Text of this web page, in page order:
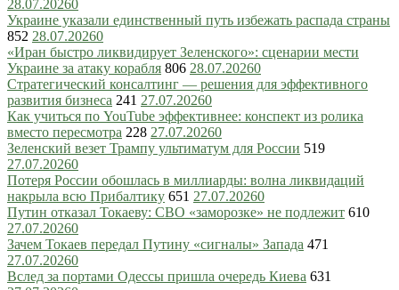
28.07.20260
Украине указали единственный путь избежать распада страны
852 28.07.20260
«Иран быстро ликвидирует Зеленского»: сценарии мести
Украине за атаку корабля 806 28.07.20260
Стратегический консалтинг — решения для эффективного
развития бизнеса 241 27.07.20260
Как учиться по YouTube эффективнее: конспект из ролика
вместо пересмотра 228 27.07.20260
Зеленский везет Трампу ультиматум для России 519
27.07.20260
Потеря России обошлась в миллиарды: волна ликвидаций
накрыла всю Прибалтику 651 27.07.20260
Путин отказал Токаеву: СВО «заморозке» не подлежит 610
27.07.20260
Зачем Токаев передал Путину «сигналы» Запада 471
27.07.20260
Вслед за портами Одессы пришла очередь Киева 631